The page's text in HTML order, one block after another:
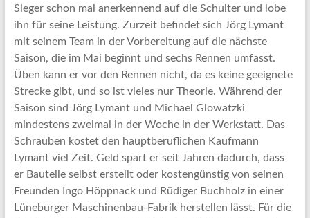
Sieger schon mal anerkennend auf die Schulter und lobe
ihn für seine Leistung. Zurzeit befindet sich Jörg Lymant
mit seinem Team in der Vorbereitung auf die nächste
Saison, die im Mai beginnt und sechs Rennen umfasst.
Üben kann er vor den Rennen nicht, da es keine geeignete
Strecke gibt, und so ist vieles nur Theorie. Während der
Saison sind Jörg Lymant und Michael Glowatzki
mindestens zweimal in der Woche in der Werkstatt. Das
Schrauben kostet den hauptberuflichen Kaufmann
Lymant viel Zeit. Geld spart er seit Jahren dadurch, dass
er Bauteile selbst erstellt oder kostengünstig von seinen
Freunden Ingo Höppnack und Rüdiger Buchholz in einer
Lüneburger Maschinenbau-Fabrik herstellen lässt. Für die